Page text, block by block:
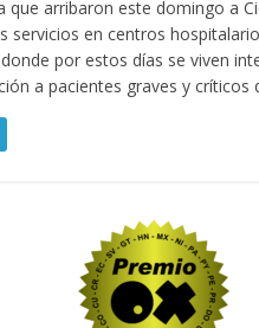
que arribaron este domingo a
servicios en centros
por estos días se viven
a pacientes graves y críticos